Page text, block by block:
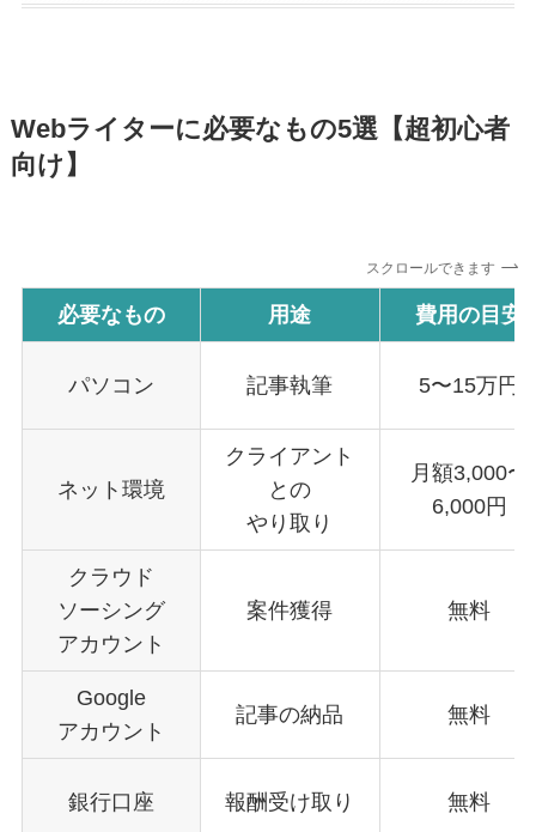
Webライターに必要なもの5選 【超初心者
向け】
スクロールできます
必要なもの 用途 費用の目安
パソコン 記事執筆 5〜15万円
ネット環境
クライアント
との
やり取り
月額3,000〜
6,000円
クラウド
ソーシング
アカウント
案件獲得 無料
Google
アカウント
記事の納品 無料
銀行口座 報酬受け取り 無料